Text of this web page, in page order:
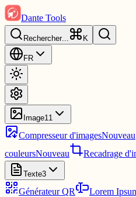
Dante Tools
Rechercher... K
FR
Image11
Compresseur d'imagesNouveau
couleursNouveau Recadrage
Texte3
Générateur QR Lorem